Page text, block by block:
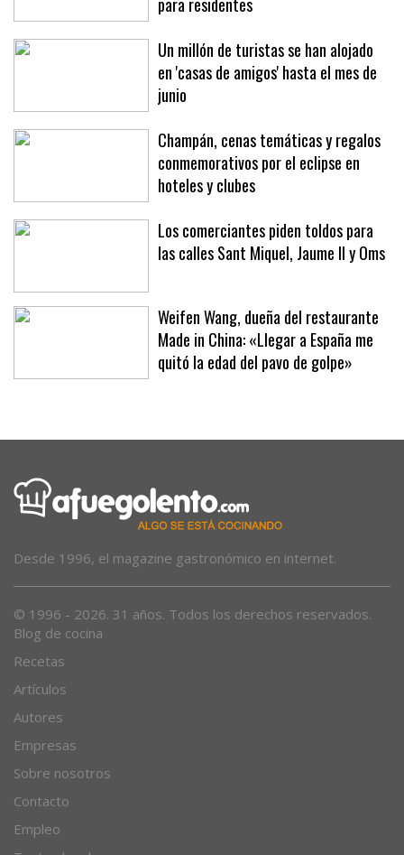
repunta ante la falta de pisos baratos
para residentes
Un millón de turistas se han alojado
en 'casas de amigos' hasta el mes de
junio
Champán, cenas temáticas y regalos
conmemorativos por el eclipse en
hoteles y clubes
Los comerciantes piden toldos para
Weifen Wang, dueña del restaurante
Made in China: «Llegar a España me
Blog de cocina
Recetas
Artículos
Autores
Empresas
Sobre nosotros
Contacto